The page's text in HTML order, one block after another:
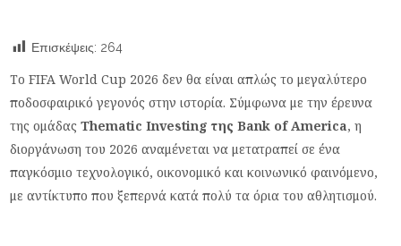
Επισκέψεις: 264
Το FIFA World Cup 2026 δεν θα είναι απλώς το μεγαλύτερο
ποδοσφαιρικό γεγονός στην ιστορία. Σύμφωνα με την έρευνα
της ομάδαςThematic Investing της Bank of America, η
διοργάνωση του 2026 αναμένεται να μετατραπεί σε ένα
παγκόσμιο τεχνολογικό, οικονομικό και κοινωνικό φαινόμενο,
με αντίκτυπο που ξεπερνά κατά πολύ τα όρια του αθλητισμού.